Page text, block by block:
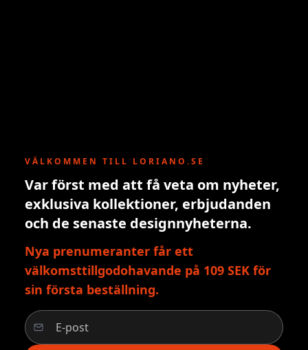
VÄLKOMMEN TILL LORIANO.SE
Var först med att få veta om nyheter,
exklusiva kollektioner, erbjudanden
och de senaste designnyheterna.
Nya prenumeranter får ett
välkomsttillgodohavande på 109 SEK för
sin första beställning.